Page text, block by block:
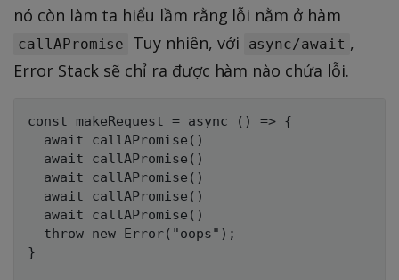
nó còn làm ta hiểu lầm rằng lỗi nằm ở hàm
callAPromise Tuy nhiên, với async/await ,
Error Stack sẽ chỉ ra được hàm nào chứa lỗi.
const makeRequest = async () => {
  await callAPromise()
  await callAPromise()
  await callAPromise()
  await callAPromise()
  await callAPromise()
  throw new Error("oops");
}